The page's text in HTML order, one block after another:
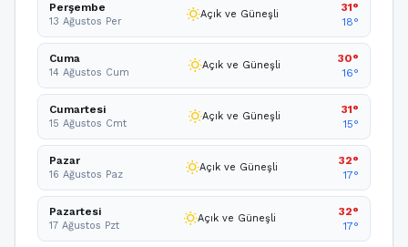
Perşembe
13 Ağustos Per wb_sunnyAçık ve Güneşli
31°
18°
Cuma
14 Ağustos Cum wb_sunnyAçık ve Güneşli
30°
16°
Cumartesi
15 Ağustos Cmt wb_sunnyAçık ve Güneşli
31°
15°
Pazar
16 Ağustos Paz wb_sunnyAçık ve Güneşli
32°
17°
Pazartesi
17 Ağustos Pzt wb_sunnyAçık ve Güneşli
32°
17°